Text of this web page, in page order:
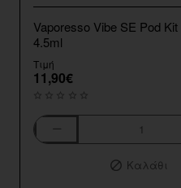
Vaporesso Vibe SE Pod
4.5ml
Τιμή
11,90€
Vaporesso
Καλάθι